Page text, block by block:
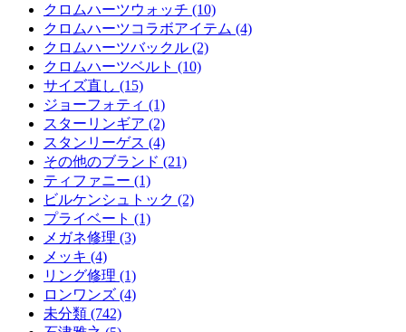
クロムハーツウォッチ (10)
クロムハーツコラボアイテム (4)
クロムハーツバックル (2)
クロムハーツベルト (10)
サイズ直し (15)
ジョーフォティ (1)
スターリンギア (2)
スタンリーゲス (4)
その他のブランド (21)
ティファニー (1)
ビルケンシュトック (2)
プライベート (1)
メガネ修理 (3)
メッキ (4)
リング修理 (1)
ロンワンズ (4)
未分類 (742)